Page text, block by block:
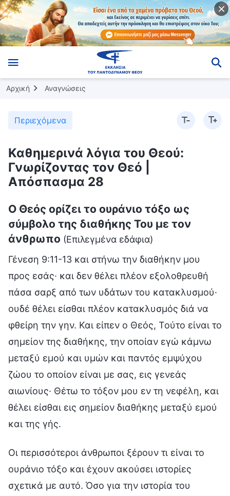
Αρχική Αναγνώσεις
Περιεχόμενα
Καθημερινά λόγια του Θεού:
Γνωρίζοντας τον Θεό |
Απόσπασμα 28
Ο Θεός ορίζει το ουράνιο τόξο ως
σύμβολο της διαθήκης Του με τον
άνθρωπο (Επιλεγμένα εδάφια)
Γένεση 9:11-13 και στήνω την διαθήκην μου
προς εσάς· και δεν θέλει πλέον εξολοθρευθή
πάσα σαρξ από των υδάτων του κατακλυσμού·
ουδέ θέλει είσθαι πλέον κατακλυσμός διά να
φθείρη την γην. Και είπεν ο Θεός, Τούτο είναι το
σημείον της διαθήκης, την οποίαν εγώ κάμνω
μεταξύ εμού και υμών και παντός εμψύχου
ζώου το οποίον είναι με σας, εις γενεάς
αιωνίους· Θέτω το τόξον μου εν τη νεφέλη, και
θέλει είσθαι εις σημείον διαθήκης μεταξύ εμού
και της γής.
Οι περισσότεροι άνθρωποι ξέρουν τι είναι το
ουράνιο τόξο και έχουν ακούσει ιστορίες
σχετικά με αυτό. Όσο για την ιστορία του